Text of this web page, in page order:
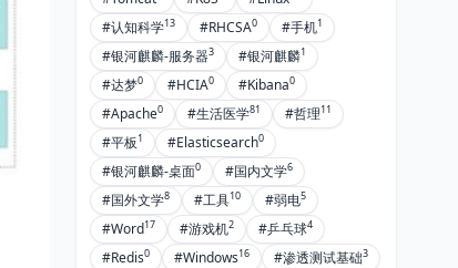
● Linux 服务器（Chrony）
六、常见问题
❌ ping 通外网但 NTP 无法同步？
❌ refclock-master 配置后时钟仍不
对？
❌ stratum 设置多少合适？
❌ Linux Chrony 做时钟源但交换机
不收？
#认知科学13 #RHCSA0 #手机1
#银河麒麟-服务器3 #银河麒麟1
#达梦0 #HCIA0 #Kibana0
#Apache0 #生活医学81 #哲理11
#平板1 #Elasticsearch0
#银河麒麟-桌面0 #国内文学6
#国外文学8 #工具10 #弱电5
#Word17 #游戏机2 #乒乓球4
#Redis0 #Windows16 #渗透测试基础3